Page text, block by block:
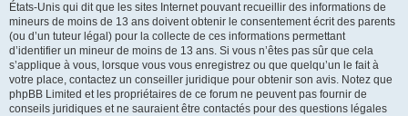
États-Unis qui dit que les sites Internet pouvant recueillir des informations de
mineurs de moins de 13 ans doivent obtenir le consentement écrit des parents
(ou d’un tuteur légal) pour la collecte de ces informations permettant
d’identifier un mineur de moins de 13 ans. Si vous n’êtes pas sûr que cela
s’applique à vous, lorsque vous vous enregistrez ou que quelqu’un le fait à
votre place, contactez un conseiller juridique pour obtenir son avis. Notez que
phpBB Limited et les propriétaires de ce forum ne peuvent pas fournir de
conseils juridiques et ne sauraient être contactés pour des questions légales